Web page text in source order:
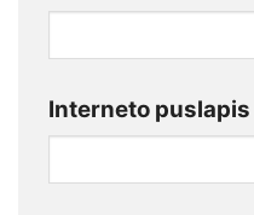
Interneto puslapis